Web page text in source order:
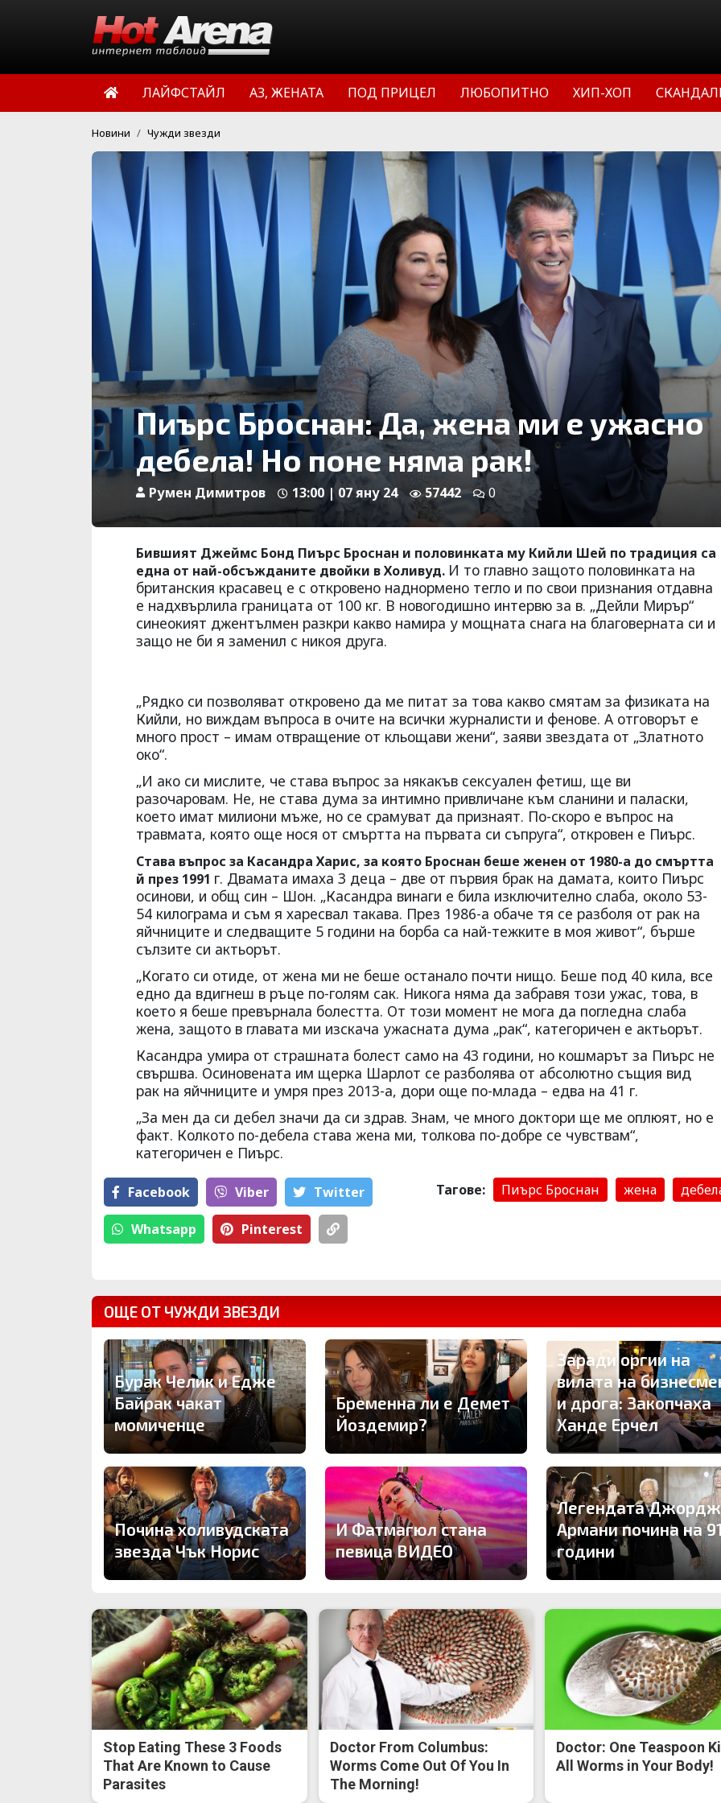
ЛАЙФСТАЙЛ АЗ, ЖЕНАТА ПОД ПРИЦЕЛ ЛЮБОПИТНО ХИП-ХОП
Новини Чужди звезди
Пиърс Броснан: Да, жена ми е ужасно
дебела! Но поне няма рак!
Румен Димитров 13:00 | 07 яну 24 57442 0
Бившият Джеймс Бонд Пиърс Броснан и половинката му Кийли Шей по традиция са
една от най-обсъжданите двойки в Холивуд. И то главно защото половинката на
британския красавец е с откровено наднормено тегло и по свои признания отдавна
е надхвърлила границата от 100 кг. В новогодишно интервю за в. „Дейли Мирър“
синеокият джентълмен разкри какво намира у мощната снага на благоверната си и
защо не би я заменил с никоя друга.
„Рядко си позволяват откровено да ме питат за това какво смятам за физиката на
Кийли, но виждам въпроса в очите на всички журналисти и фенове. А отговорът е
много прост – имам отвращение от кльощави жени“, заяви звездата от „Златното
око“.
„И ако си мислите, че става въпрос за някакъв сексуален фетиш, ще ви
разочаровам. Не, не става дума за интимно привличане към сланини и паласки,
което имат милиони мъже, но се срамуват да признаят. По-скоро е въпрос на
травмата, която още нося от смъртта на първата си съпруга“, откровен е Пиърс.
Става въпрос за Касандра Харис, за която Броснан беше женен от 1980-а до смъртта
й през 1991 г. Двамата имаха 3 деца – две от първия брак на дамата, които Пиърс
осинови, и общ син – Шон. „Касандра винаги е била изключително слаба, около 53-
54 килограма и съм я харесвал такава. През 1986-а обаче тя се разболя от рак на
яйчниците и следващите 5 години на борба са най-тежките в моя живот“, бърше
сълзите си актьорът.
„Когато си отиде, от жена ми не беше останало почти нищо. Беше под 40 кила, все
едно да вдигнеш в ръце по-голям сак. Никога няма да забравя този ужас, това, в
което я беше превърнала болестта. От този момент не мога да погледна слаба
жена, защото в главата ми изскача ужасната дума „рак“, категоричен е актьорът.
Касандра умира от страшната болест само на 43 години, но кошмарът за Пиърс не
свършва. Осиновената им щерка Шарлот се разболява от абсолютно същия вид
рак на яйчниците и умря през 2013-а, дори още по-млада – едва на 41 г.
„За мен да си дебел значи да си здрав. Знам, че много доктори ще ме оплюят, но е
факт. Колкото по-дебела става жена ми, толкова по-добре се чувствам“,
категоричен е Пиърс.
Facebook Viber Тwitter
Whatsapp Pinterest
Тагове: Пиърс Броснан жена
ОЩЕ ОТ ЧУЖДИ ЗВЕЗДИ
Бурак Челик и Едже
Байрак чакат
момиченце
Бременна ли е Демет
Йоздемир?
Заради оргии на
вилата на
и дрога: Закопчаха
Ханде Ерчел
Почина холивудската
звезда Чък Норис
И Фатмагюл стана
певица ВИДЕО
Легендата
Армани почина на
години
Stop Eating These 3 Foods
That Are Known to Cause
Parasites
Doctor From Columbus:
Worms Come Out Of You In
The Morning!
Doctor: One Teaspoon
All Worms in Your Body!